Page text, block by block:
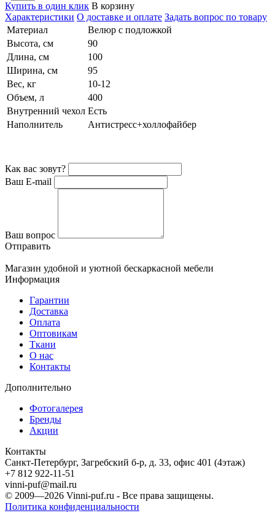
Купить в один клик В корзину
Характеристики О доставке и оплате Задать вопрос по товару
Материал
Велюр с подложкой
Высота, см
90
Длина, см
100
Ширина, см
95
Вес, кг
10-12
Объем, л
400
Внутренний чехол Есть
Наполнитель
Антистресс+холлофайбер
Как вас зовут?
Ваш E-mail
Ваш вопрос
Отправить
Магазин удобной и уютной бескаркасной мебели
Информация
Гарантии
Доставка
Оплата
Оптовикам
Ткани
О нас
Контакты
Дополнительно
Фотогалерея
Бренды
Акции
Контакты
Санкт-Петербург, Загребский б-р, д. 33, офис 401 (4этаж)
+7 812 922-11-51
vinni-puf@mail.ru
© 2009—2026 Vinni-puf.ru - Все права защищены.
Политика конфиденциальности